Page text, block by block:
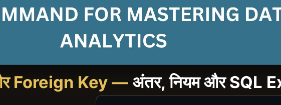
Foreign Key — अंतर, नियम और SQL